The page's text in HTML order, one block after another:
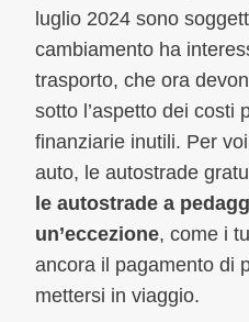
luglio 2024 sono
cambiamento ha
trasporto, che ora
sotto l’aspetto dei costi
finanziarie inutili. Per
auto, le autostrade
le autostrade a
un’eccezione, come i
ancora il pagamento di
mettersi in viaggio.